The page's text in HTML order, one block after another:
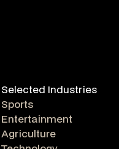
Selected Industries
Sports
Entertainment
Agriculture